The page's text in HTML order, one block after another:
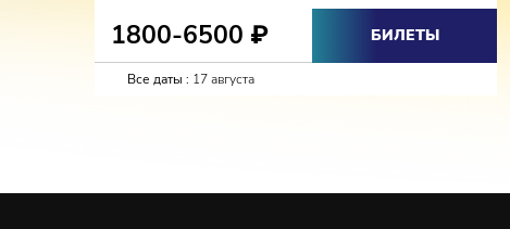
1800-6500 ₽ БИЛЕТЫ
Все даты : 17 августа